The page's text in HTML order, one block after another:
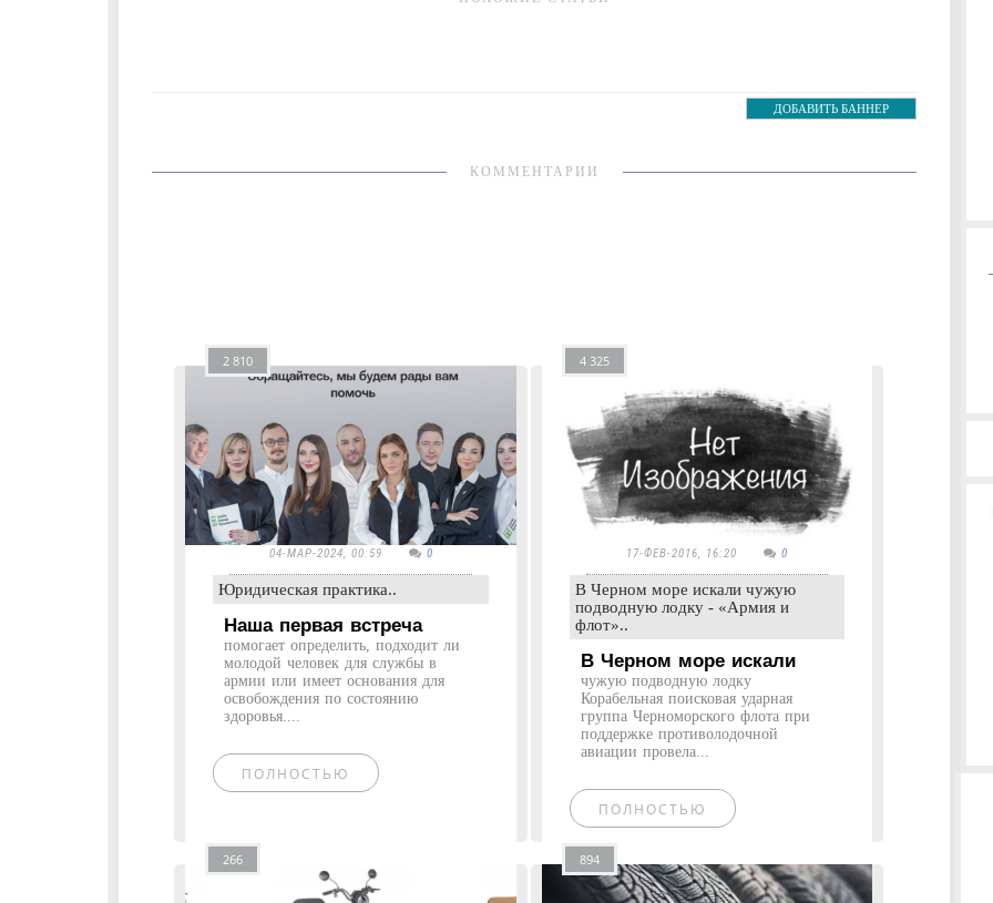
ДОБАВИТЬ БАННЕР
КОММЕНТАРИИ
2 810
04-МАР-2024, 00:59 0
Юридическая практика..
Наша первая встреча
помогает определить, подходит ли
молодой человек для службы в
армии или имеет основания для
освобождения по состоянию
здоровья....
ПОЛНОСТЬЮ
4 325
17-ФЕВ-2016, 16:20 0
В Черном море искали чужую
подводную лодку - «Армия и
флот»..
В Черном море искали
чужую подводную лодку
Корабельная поисковая ударная
группа Черноморского флота при
поддержке противолодочной
авиации провела...
ПОЛНОСТЬЮ
266 894